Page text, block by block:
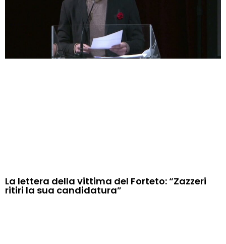
La lettera della vittima del Forteto: “Zazzeri
ritiri la sua candidatura”